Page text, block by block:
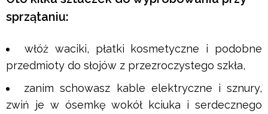
sprzątaniu:
włóż waciki, płatki kosmetyczne i podobne
przedmioty do słojów z przezroczystego szkła,
zanim schowasz kable elektryczne i sznury,
zwiń je w ósemkę wokół kciuka i serdecznego